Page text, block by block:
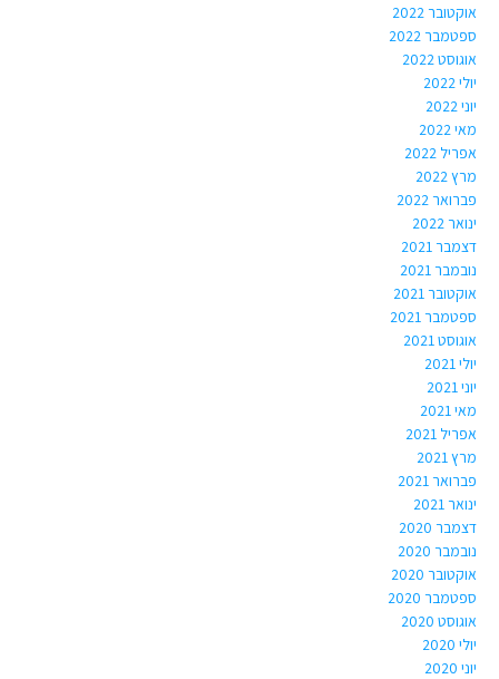
אוקטובר 2022
ספטמבר 2022
אוגוסט 2022
יולי 2022
יוני 2022
מאי 2022
אפריל 2022
מרץ 2022
פברואר 2022
ינואר 2022
דצמבר 2021
נובמבר 2021
אוקטובר 2021
ספטמבר 2021
אוגוסט 2021
יולי 2021
יוני 2021
מאי 2021
אפריל 2021
מרץ 2021
פברואר 2021
ינואר 2021
דצמבר 2020
נובמבר 2020
אוקטובר 2020
ספטמבר 2020
אוגוסט 2020
יולי 2020
יוני 2020